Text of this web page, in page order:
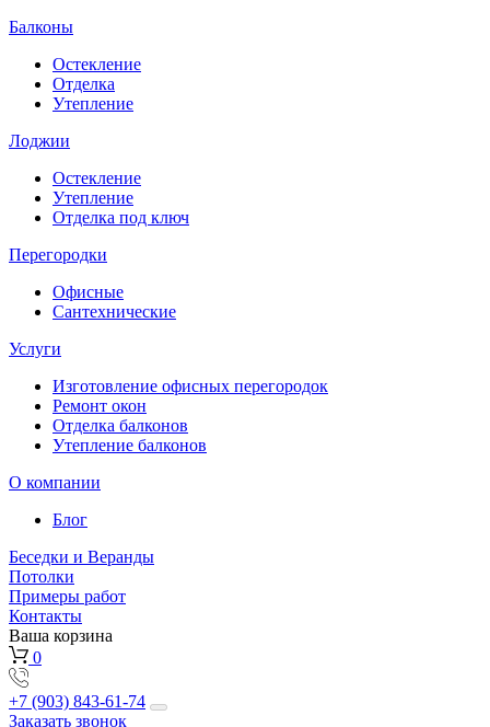
Балконы
Остекление
Отделка
Утепление
Лоджии
Остекление
Утепление
Отделка под ключ
Перегородки
Офисные
Сантехнические
Услуги
Изготовление офисных перегородок
Ремонт окон
Отделка балконов
Утепление балконов
О компании
Блог
Беседки и Веранды
Потолки
Примеры работ
Контакты
Ваша корзина
0
+7 (903) 843-61-74
Заказать звонок